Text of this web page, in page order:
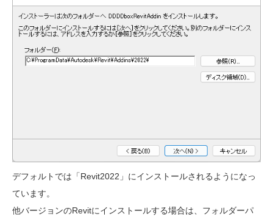
デフォルトでは「Revit2022」にインストールされるようになっ
ています。
他バージョンのRevitにインストールする場合は、フォルダーパ